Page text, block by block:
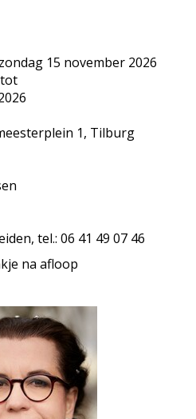
15 november 2026
1, Tilburg
tel.: 06 41 49 07 46
na afloop